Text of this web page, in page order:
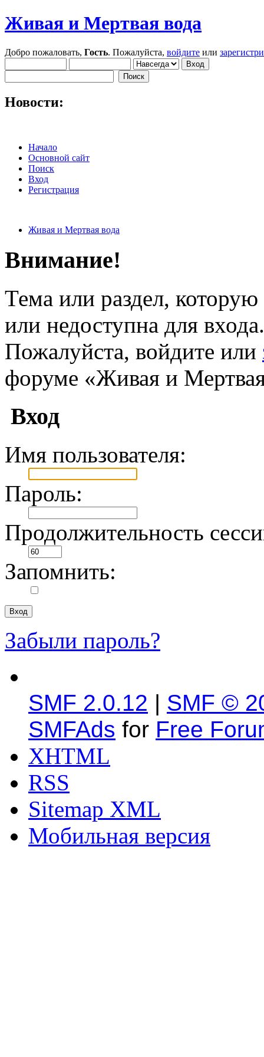
Живая и Мертвая вода
Добро пожаловать, Гость. Пожалуйста, войдите или
Новости:
Начало
Основной сайт
Поиск
Вход
Регистрация
Живая и Мертвая вода
Внимание!
Тема или раздел,
или недоступна для входа.
Пожалуйста, войдите или
форуме «Живая и
Вход
Имя пользователя:
Пароль:
Продолжительность
Запомнить:
Забыли пароль?
SMF 2.0.12 | SMF ©
SMFAds for Free
XHTML
RSS
Sitemap XML
Мобильная версия